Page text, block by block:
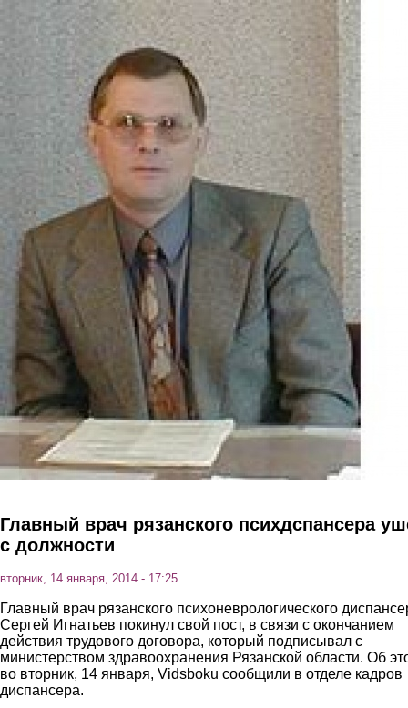
Перейти к основному содержанию
Главный врач рязанского психдспансера
с должности
вторник, 14 января, 2014 - 17:25
Главный врач рязанского психоневрологического
Сергей Игнатьев покинул свой пост, в связи с окончанием
действия трудового договора, который подписывал с
министерством здравоохранения Рязанской области. Об
во вторник, 14 января, Vidsboku сообщили в отделе кадров
диспансера.